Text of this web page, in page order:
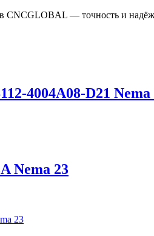
CNCGLOBAL — точность и
4004A08-D21 Nema
Nema 23